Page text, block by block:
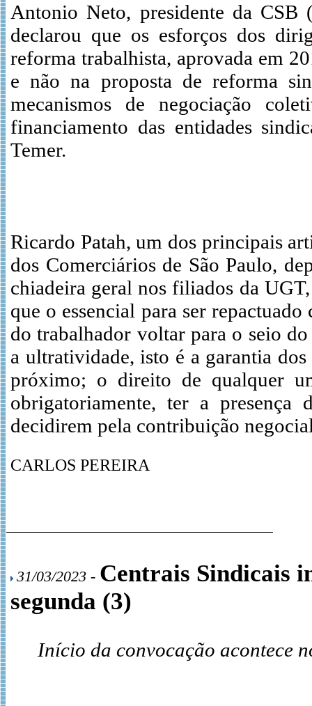
Antonio Neto, presidente da CSB
declarou que os esforços dos
reforma trabalhista, aprovada em
e não na proposta de reforma
mecanismos de negociação
financiamento das entidades
Temer.
Ricardo Patah, um dos principais
dos Comerciários de São Paulo,
chiadeira geral nos filiados da
que o essencial para ser
do trabalhador voltar para o seio
a ultratividade, isto é a garantia
próximo; o direito de qualquer
obrigatoriamente, ter a presença
decidirem pela contribuição
CARLOS PEREIRA
31/03/2023 - Centrais Sindicais
segunda (3)
Início da convocação acontece